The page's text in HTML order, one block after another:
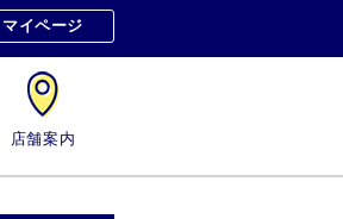
マイページ
店舗案内